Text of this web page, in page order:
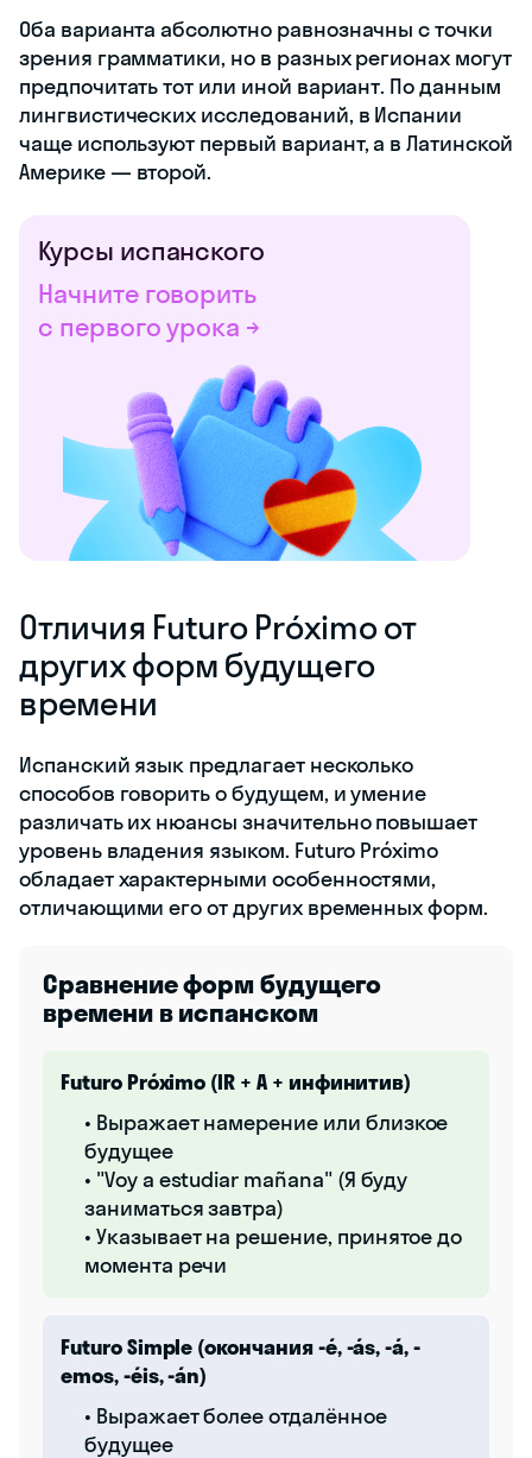
Оба варианта абсолютно равнозначны с точки
зрения грамматики, но в разных регионах могут
предпочитать тот или иной вариант. По данным
лингвистических исследований, в Испании
чаще используют первый вариант, а в Латинской
Америке — второй.
Курсы испанского
Начните говорить
с первого урока →
Отличия Futuro Próximo от
других форм будущего
времени
Испанский язык предлагает несколько
способов говорить о будущем, и умение
различать их нюансы значительно повышает
уровень владения языком. Futuro Próximo
обладает характерными особенностями,
отличающими его от других временных форм.
Сравнение форм будущего
времени в испанском
Futuro Próximo (IR + A + инфинитив)
• Выражает намерение или близкое
будущее
• "Voy a estudiar mañana" (Я буду
заниматься завтра)
• Указывает на решение, принятое до
момента речи
Futuro Simple (окончания -é, -ás, -á, -
emos, -éis, -án)
• Выражает более отдалённое
будущее